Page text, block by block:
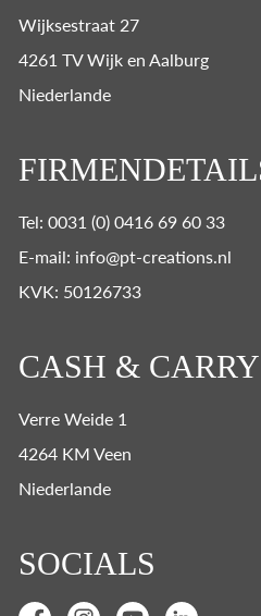
Wijksestraat 27
4261 TV Wijk en Aalburg
Niederlande
Tel: 0031 (0) 0416 69 60 33
E-mail: info@pt-creations.nl
KVK: 50126733
CASH & CARRY
Verre Weide 1
4264 KM Veen
Niederlande
SOCIALS